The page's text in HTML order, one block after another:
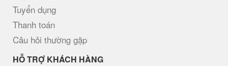
Tuyển dụng
Thanh toán
Câu hỏi thường gặp
HỖ TRỢ KHÁCH HÀNG